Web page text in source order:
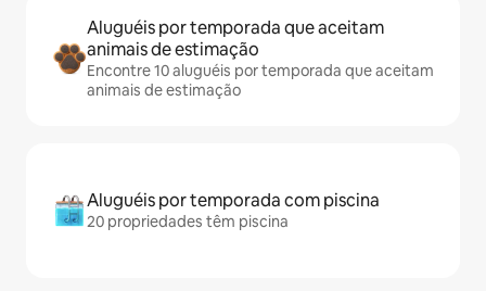
Aluguéis por temporada que aceitam
animais de estimação
Encontre 10 aluguéis por temporada que aceitam
animais de estimação
Aluguéis por temporada com piscina
20 propriedades têm piscina